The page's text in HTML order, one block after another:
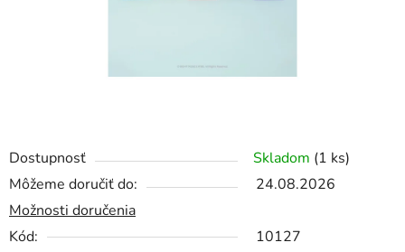
Dostupnosť Skladom (1 ks)
Môžeme doručiť do:
24.08.2026
Možnosti doručenia
Kód:
10127